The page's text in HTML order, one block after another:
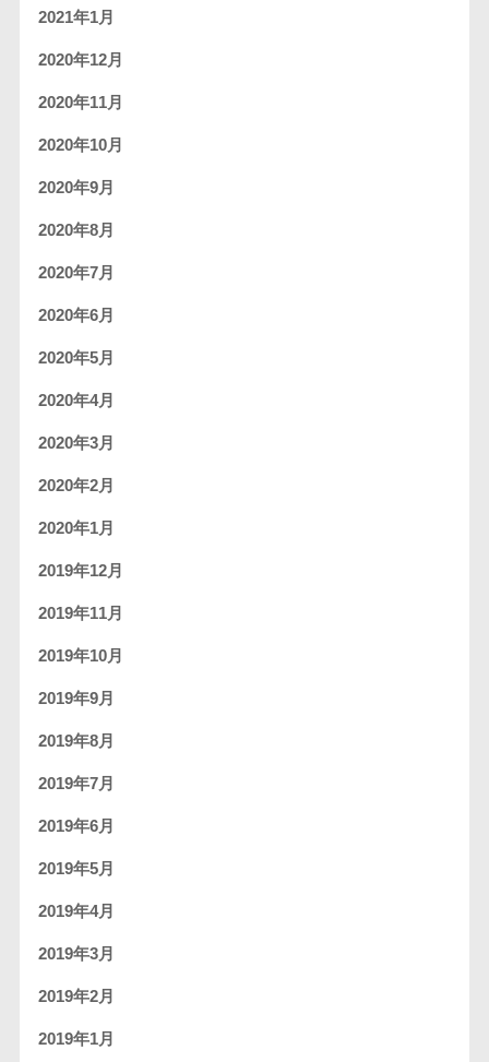
2021年1月
2020年12月
2020年11月
2020年10月
2020年9月
2020年8月
2020年7月
2020年6月
2020年5月
2020年4月
2020年3月
2020年2月
2020年1月
2019年12月
2019年11月
2019年10月
2019年9月
2019年8月
2019年7月
2019年6月
2019年5月
2019年4月
2019年3月
2019年2月
2019年1月